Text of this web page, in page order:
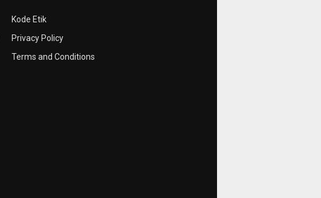
Kode Etik
Privacy Policy
Terms and Conditions